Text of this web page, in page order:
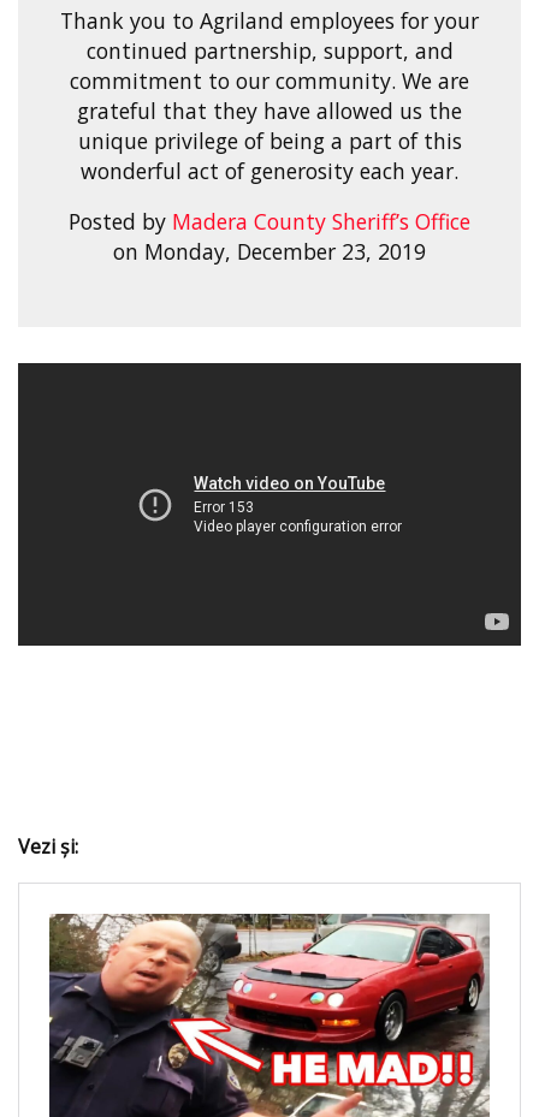
Thank you to Agriland employees for your
continued partnership, support, and
commitment to our community. We are
grateful that they have allowed us the
unique privilege of being a part of this
wonderful act of generosity each year.
Posted by Madera County Sheriff’s Office
on Monday, December 23, 2019
Vezi şi: